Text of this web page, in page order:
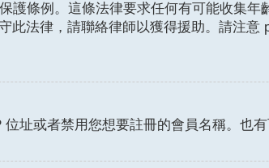
護條例。這條法律要求任何有可能收集
此法律，請聯絡律師以獲得援助。請注
址或者禁用您想要註冊的會員名稱。也